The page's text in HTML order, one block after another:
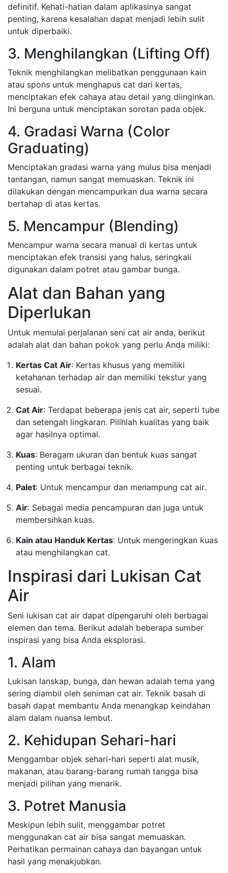
definitif. Kehati-hatian dalam aplikasinya sangat
penting, karena kesalahan dapat menjadi lebih sulit
untuk diperbaiki.
3. Menghilangkan (Lifting Off)
Teknik menghilangkan melibatkan penggunaan kain
atau spons untuk menghapus cat dari kertas,
menciptakan efek cahaya atau detail yang diinginkan.
Ini berguna untuk menciptakan sorotan pada objek.
4. Gradasi Warna (Color
Graduating)
Menciptakan gradasi warna yang mulus bisa menjadi
tantangan, namun sangat memuaskan. Teknik ini
dilakukan dengan mencampurkan dua warna secara
bertahap di atas kertas.
5. Mencampur (Blending)
Mencampur warna secara manual di kertas untuk
menciptakan efek transisi yang halus, seringkali
digunakan dalam potret atau gambar bunga.
Alat dan Bahan yang
Diperlukan
Untuk memulai perjalanan seni cat air anda, berikut
adalah alat dan bahan pokok yang perlu Anda miliki:
Kertas Cat Air: Kertas khusus yang memiliki
ketahanan terhadap air dan memiliki tekstur yang
sesuai.
Cat Air: Terdapat beberapa jenis cat air, seperti tube
dan setengah lingkaran. Pilihlah kualitas yang baik
agar hasilnya optimal.
Kuas: Beragam ukuran dan bentuk kuas sangat
penting untuk berbagai teknik.
Palet: Untuk mencampur dan menampung cat air.
Air: Sebagai media pencampuran dan juga untuk
membersihkan kuas.
Kain atau Handuk Kertas: Untuk mengeringkan kuas
atau menghilangkan cat.
Inspirasi dari Lukisan Cat
Air
Seni lukisan cat air dapat dipengaruhi oleh berbagai
elemen dan tema. Berikut adalah beberapa sumber
inspirasi yang bisa Anda eksplorasi.
1. Alam
Lukisan lanskap, bunga, dan hewan adalah tema yang
sering diambil oleh seniman cat air. Teknik basah di
basah dapat membantu Anda menangkap keindahan
alam dalam nuansa lembut.
2. Kehidupan Sehari-hari
Menggambar objek sehari-hari seperti alat musik,
makanan, atau barang-barang rumah tangga bisa
menjadi pilihan yang menarik.
3. Potret Manusia
Meskipun lebih sulit, menggambar potret
menggunakan cat air bisa sangat memuaskan.
Perhatikan permainan cahaya dan bayangan untuk
hasil yang menakjubkan.